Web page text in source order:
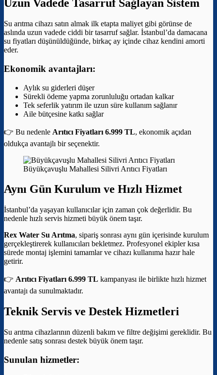
Uzun Vadede Tasarruf Sağlayan Sistem
Su arıtma cihazı satın almak ilk etapta maliyet gibi görünse de
aslında uzun vadede ciddi bir tasarruf sağlar. İstanbul’da damacana
su fiyatları düşünüldüğünde, birkaç ay içinde cihaz kendini amorti
eder.
Ekonomik avantajları:
Aylık su giderleri düşer
Sürekli ödeme yapma zorunluluğu ortadan kalkar
Tek seferlik yatırım ile uzun süre kullanım sağlanır
Aile bütçesine katkı sağlar
👉 Bu nedenle Arıtıcı Fiyatları 6.999 TL, ekonomik açıdan
oldukça avantajlı bir seçenektir.
Büyükçavuşlu Mahallesi Silivri Arıtıcı Fiyatları
Aynı Gün Kurulum ve Hızlı Hizmet
İstanbul’da yaşayan kullanıcılar için zaman çok değerlidir. Bu
nedenle hızlı servis hizmeti büyük önem taşır.
Rex Water Su Arıtma, sipariş sonrası aynı gün içerisinde kurulum
gerçekleştirerek kullanıcıları bekletmez. Profesyonel ekipler kısa
sürede montaj işlemini tamamlar ve cihazı kullanıma hazır hale
getirir.
👉 Arıtıcı Fiyatları 6.999 TL kampanyası ile birlikte hızlı hizmet
avantajı da sunulmaktadır.
Teknik Servis ve Destek Hizmetleri
Su arıtma cihazlarının düzenli bakım ve filtre değişimi gereklidir. Bu
nedenle satış sonrası destek büyük önem taşır.
Sunulan hizmetler: